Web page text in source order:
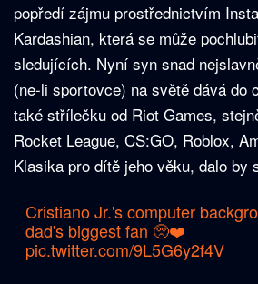
popředí zájmu prostřednictvím
Kardashian, která se může
sledujících. Nyní syn snad
(ne-li sportovce) na světě dává do
také střílečku od Riot Games,
Rocket League, CS:GO, Roblox,
Klasika pro dítě jeho věku, dalo by
Cristiano Jr.'s computer
dad's biggest fan 🥺❤️
pic.twitter.com/9L5G6y2f4V